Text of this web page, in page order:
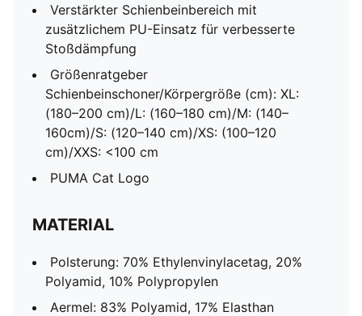
Verstärkter Schienbeinbereich mit
zusätzlichem PU-Einsatz für verbesserte
Stoßdämpfung
Größenratgeber
Schienbeinschoner/Körpergröße (cm): XL:
(180–200 cm)/L: (160–180 cm)/M: (140–
160cm)/S: (120–140 cm)/XS: (100–120
cm)/XXS: <100 cm
PUMA Cat Logo
MATERIAL
Polsterung: 70% Ethylenvinylacetag, 20%
Polyamid, 10% Polypropylen
Aermel: 83% Polyamid, 17% Elasthan